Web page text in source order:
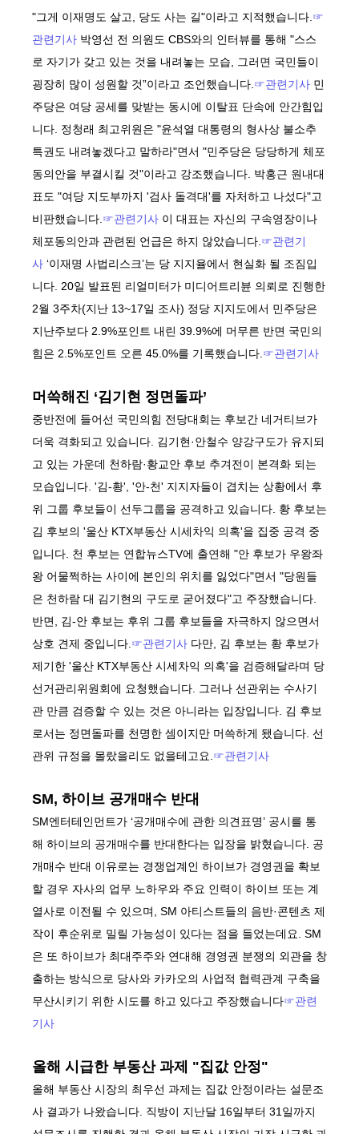
"그게 이재명도 살고, 당도 사는 길"이라고 지적했습니다. ☞
관련기사 박영선 전 의원도 CBS와의 인터뷰를 통해 "스스
로 자기가 갖고 있는 것을 내려놓는 모습, 그러면 국민들이
굉장히 많이 성원할 것”이라고 조언했습니다. ☞관련기사 민
주당은 여당 공세를 맞받는 동시에 이탈표 단속에 안간힘입
니다. 정청래 최고위원은 "윤석열 대통령의 형사상 불소추
특권도 내려놓겠다고 말하라"면서 "민주당은 당당하게 체포
동의안을 부결시킬 것"이라고 강조했습니다. 박홍근 원내대
표도 "여당 지도부까지 '검사 돌격대'를 자처하고 나섰다"고
비판했습니다. ☞관련기사 이 대표는 자신의 구속영장이나
체포동의안과 관련된 언급은 하지 않았습니다. ☞관련기
사 ‘이재명 사법리스크’는 당 지지율에서 현실화 될 조짐입
니다. 20일 발표된 리얼미터가 미디어트리뷴 의뢰로 진행한
2월 3주차(지난 13~17일 조사) 정당 지지도에서 민주당은
지난주보다 2.9%포인트 내린 39.9%에 머무른 반면 국민의
힘은 2.5%포인트 오른 45.0%를 기록했습니다. ☞관련기사
머쓱해진 ‘김기현 정면돌파’
중반전에 들어선 국민의힘 전당대회는 후보간 네거티브가
더욱 격화되고 있습니다. 김기현·안철수 양강구도가 유지되
고 있는 가운데 천하람·황교안 후보 추겨전이 본격화 되는
모습입니다. '김-황', '안-천' 지지자들이 겹치는 상황에서 후
위 그룹 후보들이 선두그룹을 공격하고 있습니다. 황 후보는
김 후보의 '울산 KTX부동산 시세차익 의혹'을 집중 공격 중
입니다. 천 후보는 연합뉴스TV에 출연해 "안 후보가 우왕좌
왕 어물쩍하는 사이에 본인의 위치를 잃었다"면서 "당원들
은 천하람 대 김기현의 구도로 굳어졌다"고 주장했습니다.
반면, 김-안 후보는 후위 그룹 후보들을 자극하지 않으면서
상호 견제 중입니다. ☞관련기사 다만, 김 후보는 황 후보가
제기한 '울산 KTX부동산 시세차익 의혹'을 검증해달라며 당
선거관리위원회에 요청했습니다. 그러나 선관위는 수사기
관 만큼 검증할 수 있는 것은 아니라는 입장입니다. 김 후보
로서는 정면돌파를 천명한 셈이지만 머쓱하게 됐습니다. 선
관위 규정을 몰랐을리도 없을테고요. ☞관련기사
SM, 하이브 공개매수 반대
SM엔터테인먼트가 ‘공개매수에 관한 의견표명’ 공시를 통
해 하이브의 공개매수를 반대한다는 입장을 밝혔습니다. 공
개매수 반대 이유로는 경쟁업계인 하이브가 경영권을 확보
할 경우 자사의 업무 노하우와 주요 인력이 하이브 또는 계
열사로 이전될 수 있으며, SM 아티스트들의 음반·콘텐츠 제
작이 후순위로 밀릴 가능성이 있다는 점을 들었는데요. SM
은 또 하이브가 최대주주와 연대해 경영권 분쟁의 외관을 창
출하는 방식으로 당사와 카카오의 사업적 협력관계 구축을
무산시키기 위한 시도를 하고 있다고 주장했습니다☞관련
기사
올해 시급한 부동산 과제 "집값 안정"
올해 부동산 시장의 최우선 과제는 집값 안정이라는 설문조
사 결과가 나왔습니다. 직방이 지난달 16일부터 31일까지